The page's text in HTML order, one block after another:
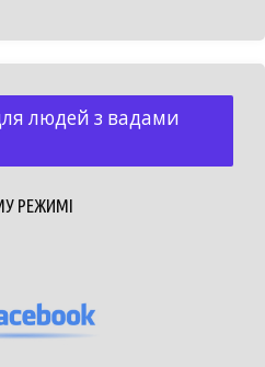
людей з вадами
РЕЖИМІ